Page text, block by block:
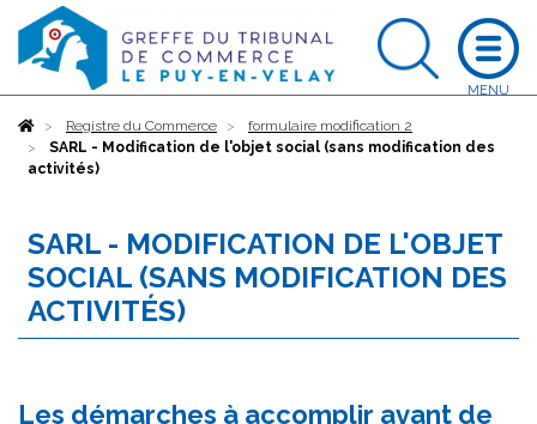
AccueilRegistre du Commerce
formulaire modification 2
SARL - Modification de l'objet social (sans modification des
activités)
SARL - MODIFICATION DE L'OBJET
SOCIAL (SANS MODIFICATION DES
ACTIVITÉS)
Les démarches à accomplir avant de